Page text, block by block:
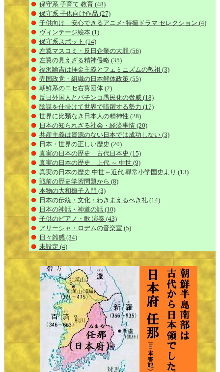
保守系 子育て 教育 (48)
保守系 子供向け作品 (27)
子供向け 安心できるアニメ･特撮ドラマ セレクション (4)
ヴィンテージ絵本 (1)
保守系スポット (14)
左翼マスコミ・反日企業の大罪 (56)
左翼の見えざる精神侵略 (35)
福沢諭吉は拝金主義とフェミニズムの教祖 (3)
売国政党・組織の日本解体政策 (55)
朝鮮系のエセ右翼団体 (2)
反日外国人とパチンコ愚民化の脅威 (18)
陰謀を仕掛けて世界で暗躍する勢力 (17)
世界に比類なき日本人の精神性 (28)
日本の知られざる社会・経済事情 (20)
共産主義は資源のない日本では成功しない (3)
日本・世界の正しい歴史 (20)
真実の日本の歴史 古代日本史 (15)
真実の日本の歴史 上代 ～ 中世 (9)
真実の日本の歴史 中世～近代 尋常小学国史より (13)
戦前の歴史学習問題から (8)
本物の大和撫子入門 (3)
日本の伝統・文化・わきまえるべき礼 (14)
日本の神話・神道の話 (10)
子供のピアノ・歌 演奏 (43)
アリーシャ・ロデムの音楽室 (5)
日々雑感 (34)
未設定 (4)